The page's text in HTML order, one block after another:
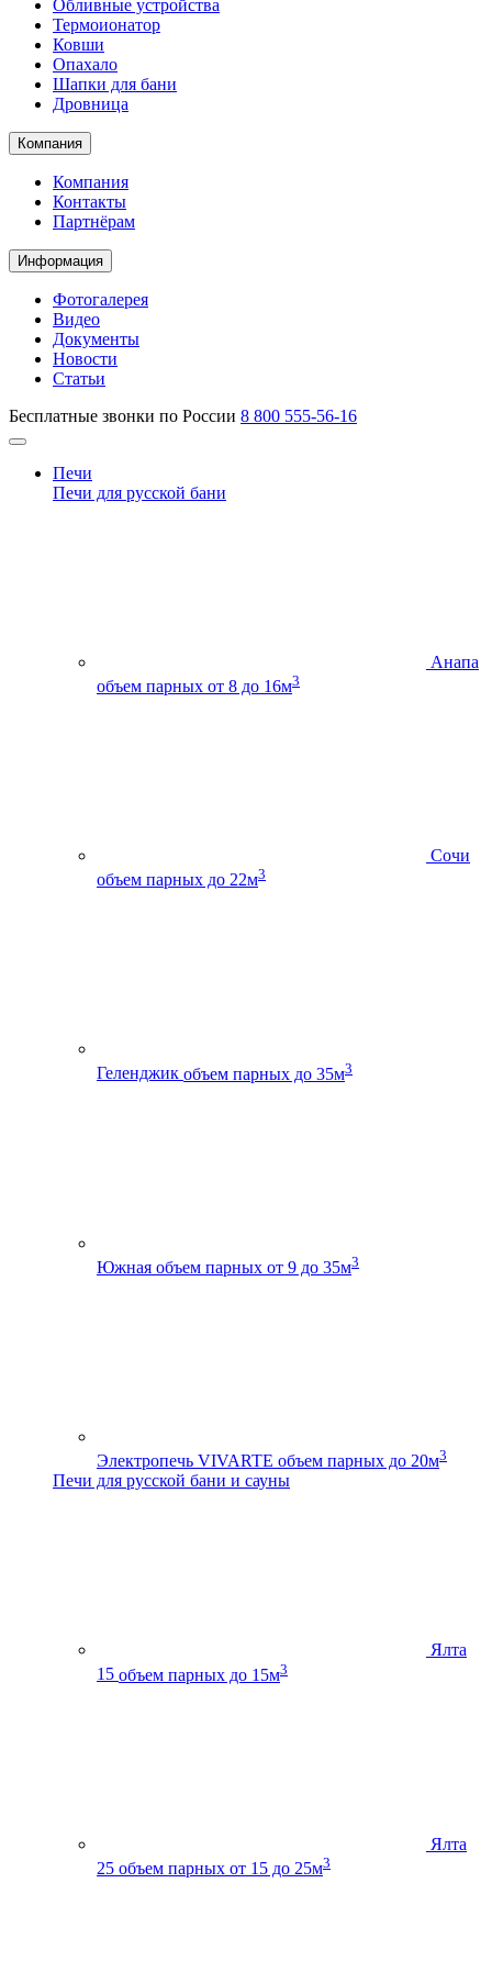
Обливные устройства
Термоионатор
Ковши
Опахало
Шапки для бани
Дровница
Компания
Компания
Контакты
Партнёрам
Информация
Фотогалерея
Видео
Документы
Новости
Статьи
Бесплатные звонки по России 8 800 555-56-16
Печи
Печи для русской бани
Анапа
объем парных от 8 до 16м3
Сочи
объем парных до 22м3
Геленджик объем парных до 35м3
Южная объем парных от 9 до 35м3
Электропечь VIVARTE объем парных до 20м3
Печи для русской бани и сауны
Ялта
15 объем парных до 15м3
Ялта
25 объем парных от 15 до 25м3